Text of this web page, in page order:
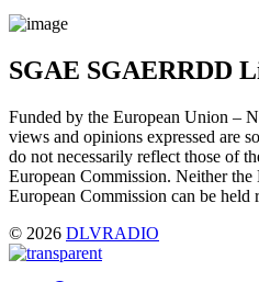
SGAE SGAERRDD
Funded by the European Union –
views and opinions expressed are
do not necessarily reflect those of
European Commission. Neither
European Commission can be held
© 2026 DLVRADIO